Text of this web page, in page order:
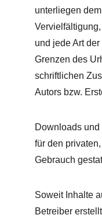
unterliegen
und jede Art
Grenzen des
schriftlichen
Autors bzw.
Downloads
für den
Gebrauch
Soweit Inhalte
Betreiber